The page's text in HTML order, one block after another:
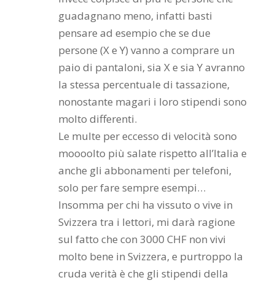
guadagnano meno, infatti basti
pensare ad esempio che se due
persone (X e Y) vanno a comprare un
paio di pantaloni, sia X e sia Y avranno
la stessa percentuale di tassazione,
nonostante magari i loro stipendi sono
molto differenti.
Le multe per eccesso di velocità sono
moooolto più salate rispetto all’Italia e
anche gli abbonamenti per telefoni,
solo per fare sempre esempi…
Insomma per chi ha vissuto o vive in
Svizzera tra i lettori, mi darà ragione
sul fatto che con 3000 CHF non vivi
molto bene in Svizzera, e purtroppo la
cruda verità è che gli stipendi della